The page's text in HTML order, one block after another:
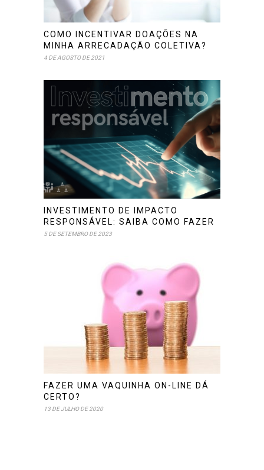
COMO INCENTIVAR DOAÇÕES NA
MINHA ARRECADAÇÃO COLETIVA?
4 DE AGOSTO DE 2021
INVESTIMENTO DE IMPACTO
RESPONSÁVEL: SAIBA COMO FAZER
5 DE SETEMBRO DE 2023
FAZER UMA VAQUINHA ON-LINE DÁ
CERTO?
13 DE JULHO DE 2020